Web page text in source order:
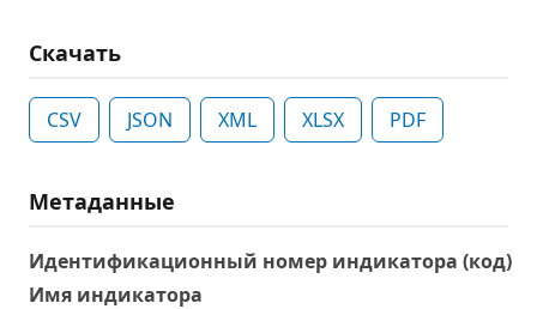
Скачать
CSV JSON XML XLSX PDF
Метаданные
Идентификационный номер индикатора (код)
Имя индикатора